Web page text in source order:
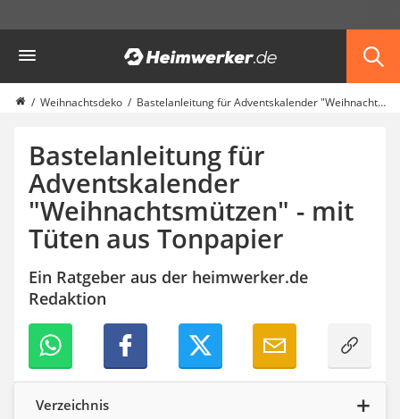
Haushalt & Freizeit
Diascanner
Walkie-Talkie Kinder
Gusseisen Bräter
Induktionskochfeld
Tischgeschirrspüler
Elektronische Dartscheibe
Wildkamera
Beschriftungsgerät
Trinkflasche
Thermokanne
Elektrische Pfeffermühle
Waschsauger
Geflügelschere
SUP-Board
Weihnachtsdeko Bastelanleitung für Adventskalender "Weihnachtsmützen" - mit Tüten aus Tonpapier
Bastelanleitung für
Adventskalender
"Weihnachtsmützen" - mit
Tüten aus Tonpapier
Ein Ratgeber aus der heimwerker.de
Redaktion
Verzeichnis